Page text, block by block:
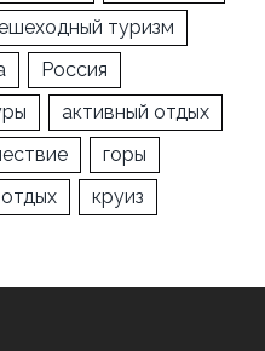
туризм
Россия
активный отдых
горы
отдых круиз